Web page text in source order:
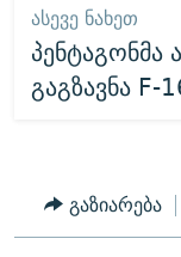
ᲐᲡᲔᲕᲔ ᲜᲐᲮᲔᲗ
გაგზავნა F-
გაზიარება